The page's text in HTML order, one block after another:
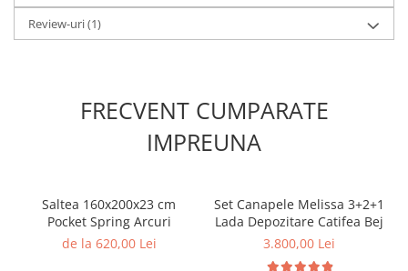
Review-uri(1)
FRECVENT CUMPARATE
IMPREUNA
Saltea 160x200x23 cm
Pocket Spring Arcuri
de la 620,00 Lei
Set Canapele Melissa 3+2+1
Lada Depozitare Catifea Bej
3.800,00 Lei